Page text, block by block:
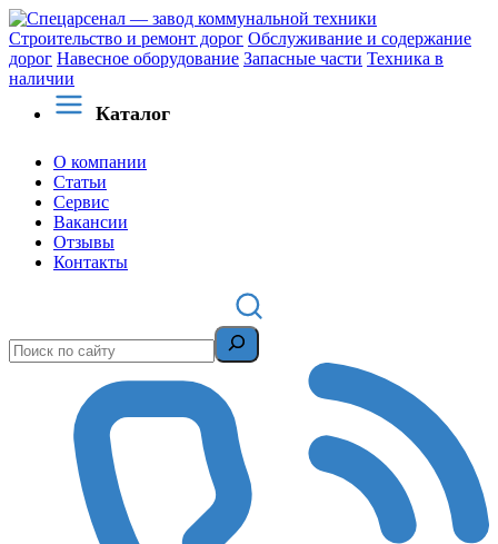
Строительство и ремонт дорог Обслуживание и содержание
дорог Навесное оборудование Запасные части Техника в
наличии
Каталог
О компании
Статьи
Сервис
Вакансии
Отзывы
Контакты